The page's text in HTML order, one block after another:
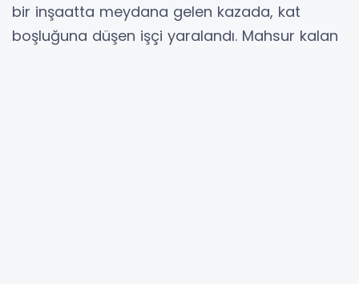
bir inşaatta meydana gelen kazada, kat
boşluğuna düşen işçi yaralandı. Mahsur kalan